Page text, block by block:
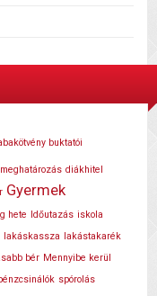
buktatói
diákhitel
Gyermek
hete Időutazás iskola
lakáskassza lakástakarék
bér Mennyibe kerül
spórolás